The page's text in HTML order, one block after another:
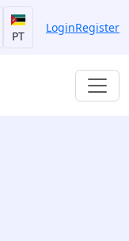
PT
LoginRegister